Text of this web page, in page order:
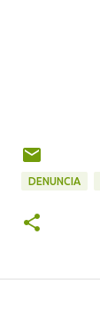
DENUNCIA